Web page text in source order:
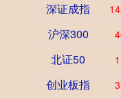
深证成指
沪深300
北证50
创业板指